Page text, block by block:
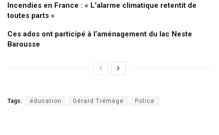
Incendies en France : « L’alarme climatique retentit de
toutes parts »
Ces ados ont participé à l’aménagement du lac Neste
Barousse
Tags: éducation Gérard Trémège Police